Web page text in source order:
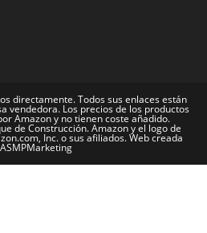
directamente. Todos sus enlaces están
vendedora. Los precios de los productos
Amazon y no tienen coste añadido.
de Construcción. Amazon y el logo de
Inc. o sus afiliados. Web creada